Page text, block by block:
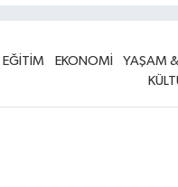
EĞİTİM EKONOMİ YAŞAM